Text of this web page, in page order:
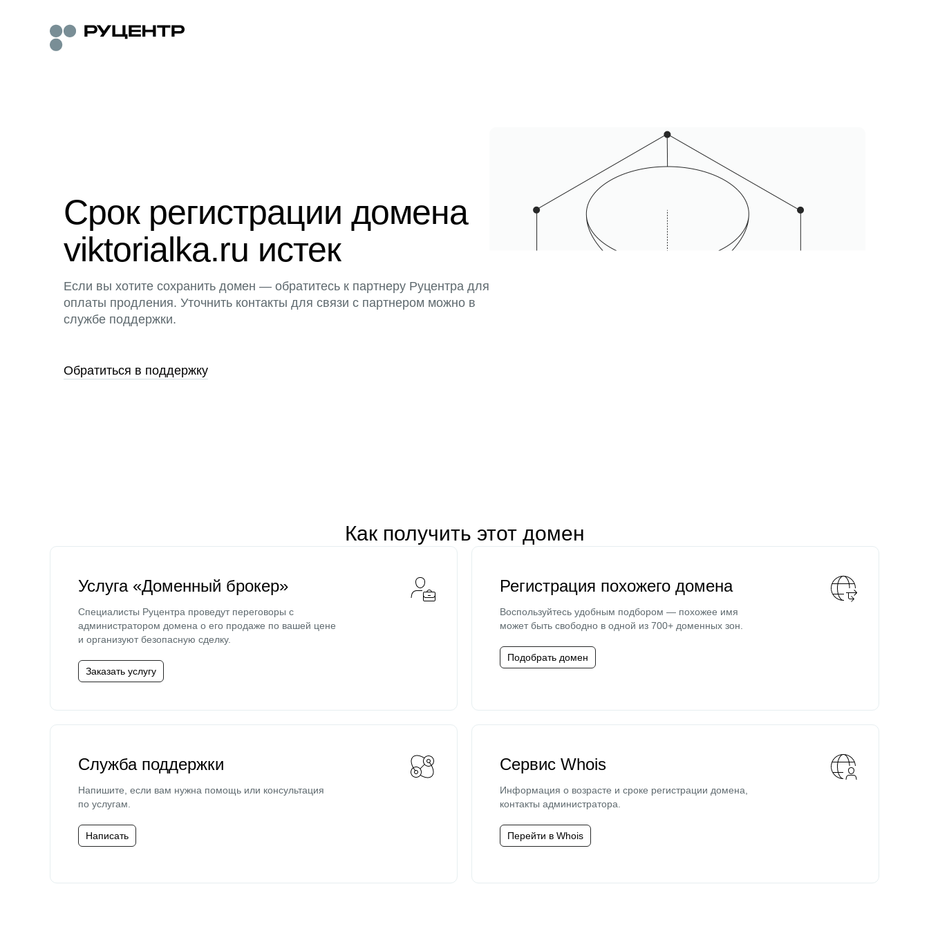
Срок регистрации домена
viktorialka.ru истек
Если вы хотите сохранить домен — обратитесь к партнеру Руцентра для
оплаты продления. Уточнить контакты для связи с партнером можно в
службе поддержки.
Обратиться в поддержку
Как получить этот домен
Услуга «Доменный брокер»
Специалисты Руцентра проведут переговоры с
администратором домена о его продаже по вашей цене
и организуют безопасную сделку.
Заказать услугу
Регистрация похожего домена
Воспользуйтесь удобным подбором — похожее имя
может быть свободно в одной из 700+ доменных зон.
Подобрать домен
Служба поддержки
Напишите, если вам нужна помощь или консультация
по услугам.
Написать
Сервис Whois
Информация о возрасте и сроке регистрации домена,
контакты администратора.
Перейти в Whois